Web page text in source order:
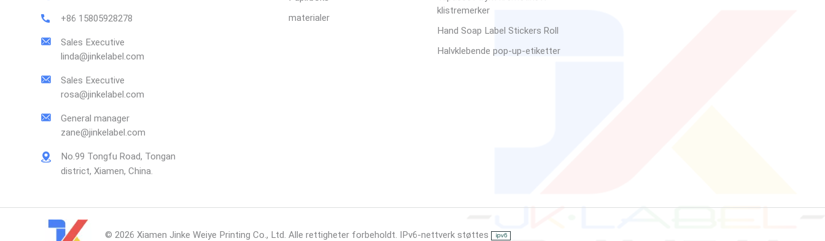
+86 15805928278
Sales Executive
linda@jinkelabel.com
Sales Executive
rosa@jinkelabel.com
General manager
zane@jinkelabel.com
No.99 Tongfu Road, Tongan
district, Xiamen, China.
materialer
klistremerker
Hand Soap Label Stickers Roll
Halvklebende pop-up-etiketter
© 2026 Xiamen Jinke Weiye Printing Co., Ltd. Alle rettigheter forbeholdt. IPv6-nettverk støttes